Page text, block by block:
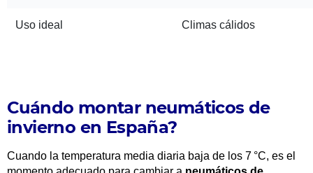
Uso ideal Climas cálidos
Cuándo montar neumáticos de
invierno en España?
Cuando la temperatura media diaria baja de los 7 °C, es el